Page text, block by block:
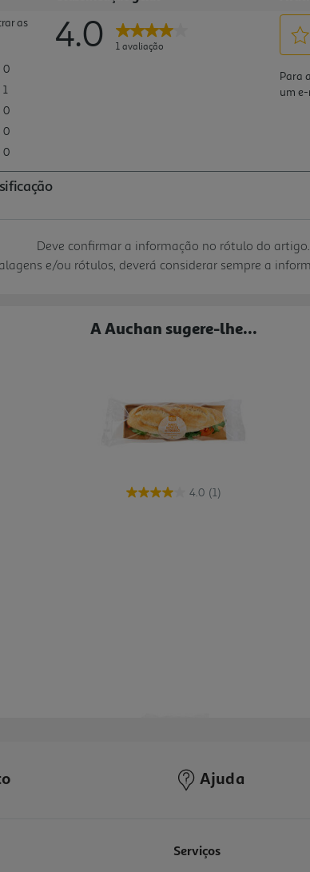
Deve confirmar a informação no rótulo do artigo.
e/ou rótulos, deverá considerar sempre a
A Auchan sugere-lhe...
4.0 (1)
Ajuda
Serviços